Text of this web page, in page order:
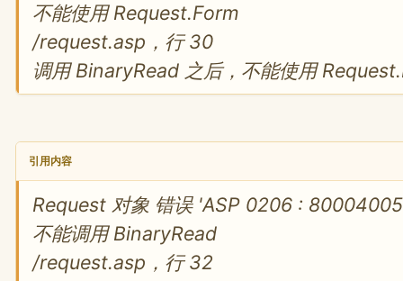
不能使用 Request.Form
/request.asp，行 30
调用 BinaryRead 之后，不能使用
引用内容
Request 对象 错误 'ASP 0206 :
不能调用 BinaryRead
/request.asp，行 32